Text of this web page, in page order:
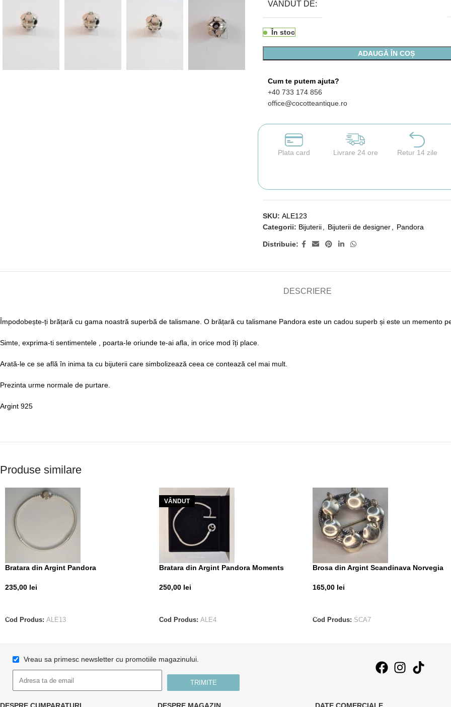
VANDUT DE:
În stoc
ADAUGĂ ÎN COȘ
Cum te putem ajuta?
+40 733 174 856
office@cocotteantique.ro
Plata card Livrare 24 ore Retur 14 zile
SKU: ALE123
Categorii: Bijuterii Bijuterii de designer Pandora
Distribuie:
DESCRIERE
Împodobește-ți brățară cu gama noastră superbă de talismane. O brățară cu talismane Pandora este un cadou superb și este un memento
Simte, exprima-ti sentimentele , poarta-le oriunde te-ai afla, in orice mod îți place.
Arată-le ce se află în inima ta cu bijuterii care simbolizează ceea ce contează cel mai mult.
Prezinta urme normale de purtare.
Argint 925
Produse similare
Bratara din Argint Pandora
235,00 lei
Cod Produs: ALE13
VÂNDUT
Bratara din Argint Pandora Moments
250,00 lei
Cod Produs: ALE4
Brosa din Argint Scandinava Norvegia
165,00 lei
Cod Produs: SCA7
Vreau sa primesc newsletter cu promotiile magazinului.
TRIMITE